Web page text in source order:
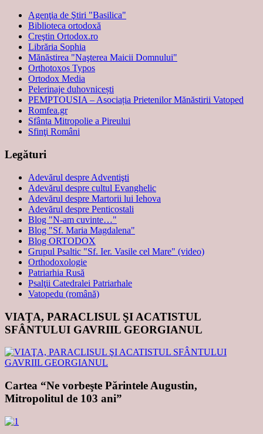
Agenţia de Ştiri "Basilica"
Biblioteca ortodoxă
Creştin Ortodox.ro
Librăria Sophia
Mănăstirea "Naşterea Maicii Domnului"
Orthotoxos Typos
Ortodox Media
Pelerinaje duhovnicești
PEMPTOUSIA – Asociația Prietenilor Mănăstirii Vatoped
Romfea.gr
Sfânta Mitropolie a Pireului
Sfinţi Români
Legături
Adevărul despre Adventişti
Adevărul despre cultul Evanghelic
Adevărul despre Martorii lui Iehova
Adevărul despre Penticostali
Blog "N-am cuvinte…"
Blog "Sf. Maria Magdalena"
Blog ORTODOX
Grupul Psaltic "Sf. Ier. Vasile cel Mare" (video)
Orthodoxologie
Patriarhia Rusă
Psalţii Catedralei Patriarhale
Vatopedu (română)
VIAŢA, PARACLISUL ŞI ACATISTUL
SFÂNTULUI GAVRIIL GEORGIANUL
Cartea “Ne vorbeşte Părintele Augustin,
Mitropolitul de 103 ani”